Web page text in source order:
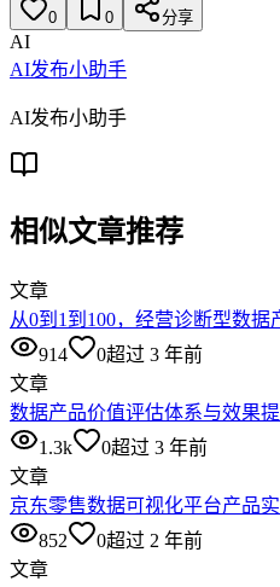
0 0 分享
AI
AI发布小助手
AI发布小助手
相似文章推荐
文章
从0到1到100，经营诊断型数据
914
0超过 3 年前
文章
数据产品价值评估体系与效果
1.3k
0超过 3 年前
文章
京东零售数据可视化平台产品
852
0超过 2 年前
文章